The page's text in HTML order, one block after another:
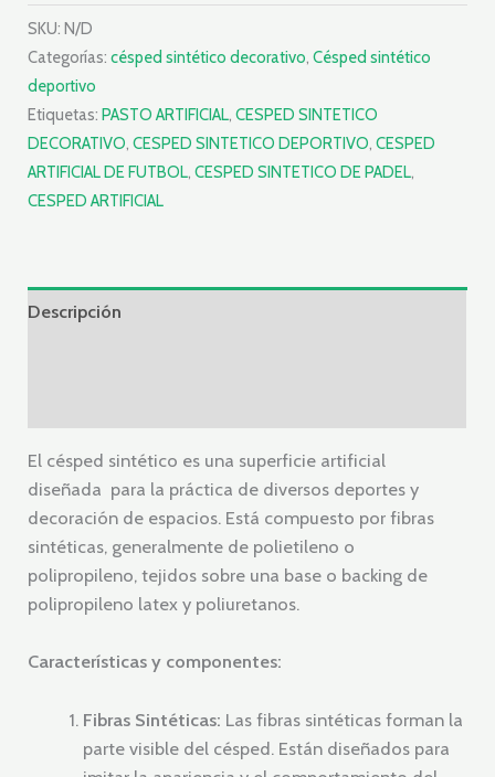
SKU:N/D
Categorías:césped sintético decorativo,Césped sintético
deportivo
Etiquetas:PASTO ARTIFICIAL,CESPED SINTETICO
DECORATIVO,CESPED SINTETICO DEPORTIVO,CESPED
ARTIFICIAL DE FUTBOL,CESPED SINTETICO DE PADEL,
CESPED ARTIFICIAL
Descripción
El césped sintético es una superficie artificial
diseñada para la práctica de diversos deportes y
decoración de espacios. Está compuesto por fibras
sintéticas, generalmente de polietileno o
polipropileno, tejidos sobre una base o backing de
polipropileno latex y poliuretanos.
Características y componentes:
Fibras Sintéticas: Las fibras sintéticas forman la
parte visible del césped. Están diseñados para